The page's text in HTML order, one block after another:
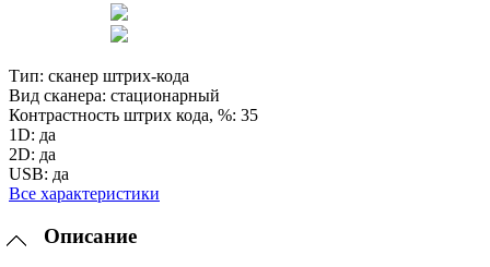
Тип: сканер штрих-кода
Вид сканера: стационарный
Контрастность штрих кода, %: 35
1D: да
2D: да
USB: да
Все характеристики
Описание